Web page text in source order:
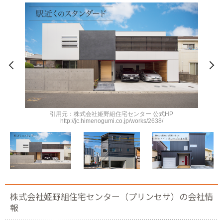
引用元：株式会社姫野組住宅センター 公式HP
http://jc.himenogumi.co.jp/works/2638/
株式会社姫野組住宅センター（プリンセサ）の会社情
報